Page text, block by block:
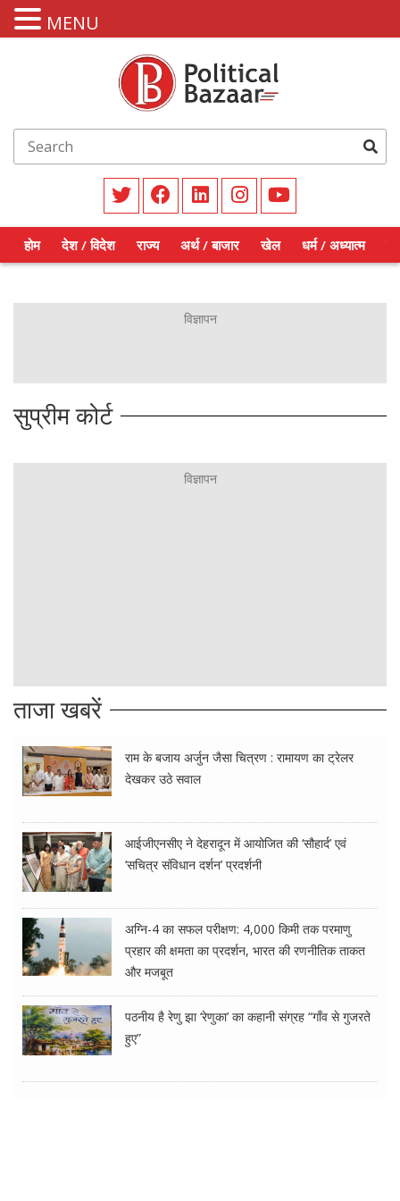
होम देश / विदेश राज्य अर्थ / बाजार खेल धर्म / अध्यात्म
सुप्रीम कोर्ट
ताजा खबरें
राम के बजाय अर्जुन जैसा चित्रण : रामायण का ट्रेलर
देखकर उठे सवाल
आईजीएनसीए ने देहरादून में आयोजित की ‘सौहार्द’ एवं
‘सचित्र संविधान दर्शन’ प्रदर्शनी
अग्नि-4 का सफल परीक्षण: 4,000 किमी तक परमाणु
प्रहार की क्षमता का प्रदर्शन, भारत की रणनीतिक ताकत
और मजबूत
पठनीय है रेणु झा ‘रेणुका’ का कहानी संग्रह “गाँव से गुजरते
हुए”
MENU